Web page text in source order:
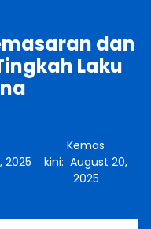
dan
Laku
2025
Kemas
kini:August 20,
2025